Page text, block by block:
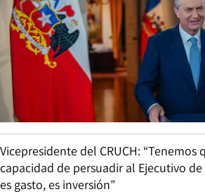
Vicepresidente del CRUCH: “Tenemos
capacidad de persuadir al Ejecutivo
es gasto, es inversión”